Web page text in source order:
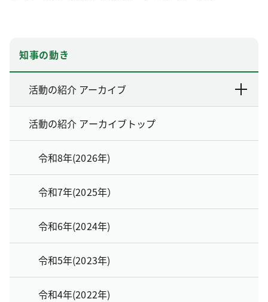
知事の動き
活動の紹介 アーカイブ
活動の紹介 アーカイブトップ
令和8年(2026年)
令和7年(2025年）
令和6年(2024年)
令和5年(2023年)
令和4年(2022年)